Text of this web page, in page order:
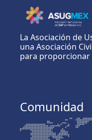
La Asociación de
una Asociación
para proporcionar
Comunidad